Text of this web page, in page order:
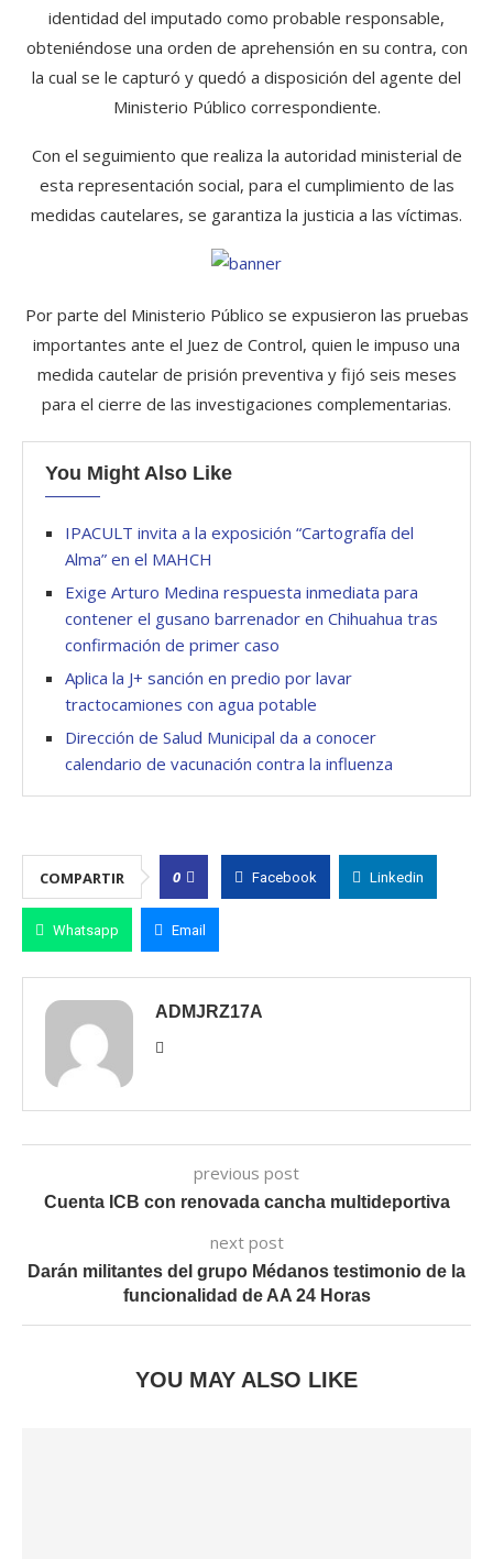
identidad del imputado como probable responsable,
obteniéndose una orden de aprehensión en su contra, con
la cual se le capturó y quedó a disposición del agente del
Ministerio Público correspondiente.
Con el seguimiento que realiza la autoridad ministerial de
esta representación social, para el cumplimiento de las
medidas cautelares, se garantiza la justicia a las víctimas.
Por parte del Ministerio Público se expusieron las pruebas
importantes ante el Juez de Control, quien le impuso una
medida cautelar de prisión preventiva y fijó seis meses
para el cierre de las investigaciones complementarias.
You Might Also Like
IPACULT invita a la exposición “Cartografía del
Alma” en el MAHCH
Exige Arturo Medina respuesta inmediata para
contener el gusano barrenador en Chihuahua tras
confirmación de primer caso
Aplica la J+ sanción en predio por lavar
tractocamiones con agua potable
Dirección de Salud Municipal da a conocer
calendario de vacunación contra la influenza
COMPARTIR 0 Facebook Linkedin
Whatsapp Email
ADMJRZ17A
previous post
Cuenta ICB con renovada cancha multideportiva
next post
Darán militantes del grupo Médanos testimonio de la
funcionalidad de AA 24 Horas
YOU MAY ALSO LIKE